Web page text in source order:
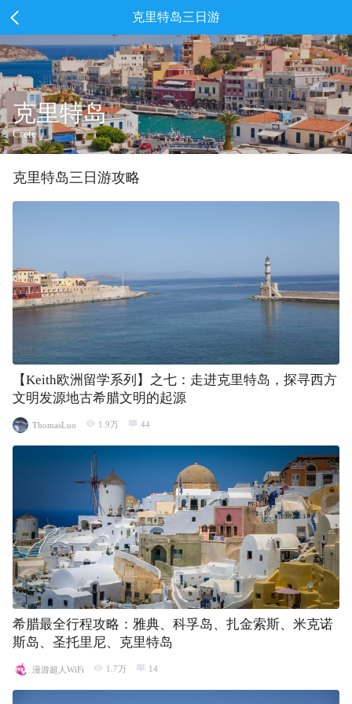
克里特岛三日游
克里特岛
Crete
克里特岛三 日游攻略
【Keith欧洲留学系列】之七：走进克里特岛，探寻西方
文明发源地古希腊文明的起源
ThomasLuo 1.9万 44
希腊最全行程攻略：雅典、科孚岛、扎金索斯、米克诺
斯岛、圣托里尼、克里特岛
漫游超人WiFi 1.7万 14